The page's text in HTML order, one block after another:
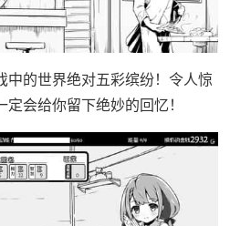
中的世界绝对五彩缤纷！令人惊
会给你留下绝妙的回忆！